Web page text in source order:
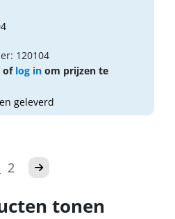
120104
of log in om prijzen te
geleverd
2
tonen